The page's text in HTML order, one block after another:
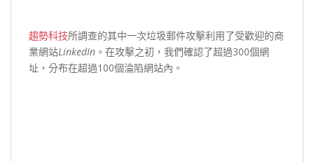
趨勢科技所調查的其中一次垃圾郵件攻擊利用了受歡迎的商
業網站LinkedIn 。在攻擊之初，我們確認了超過300個網
址，分布在超過100個淪陷網站內。